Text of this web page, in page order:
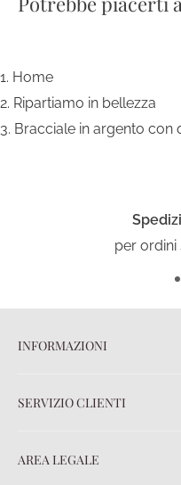
Home
Ripartiamo in bellezza
Bracciale in argento con
per ordini
INFORMAZIONI
Chi siamo
SERVIZIO CLIENTI
Ordini
AREA LEGALE